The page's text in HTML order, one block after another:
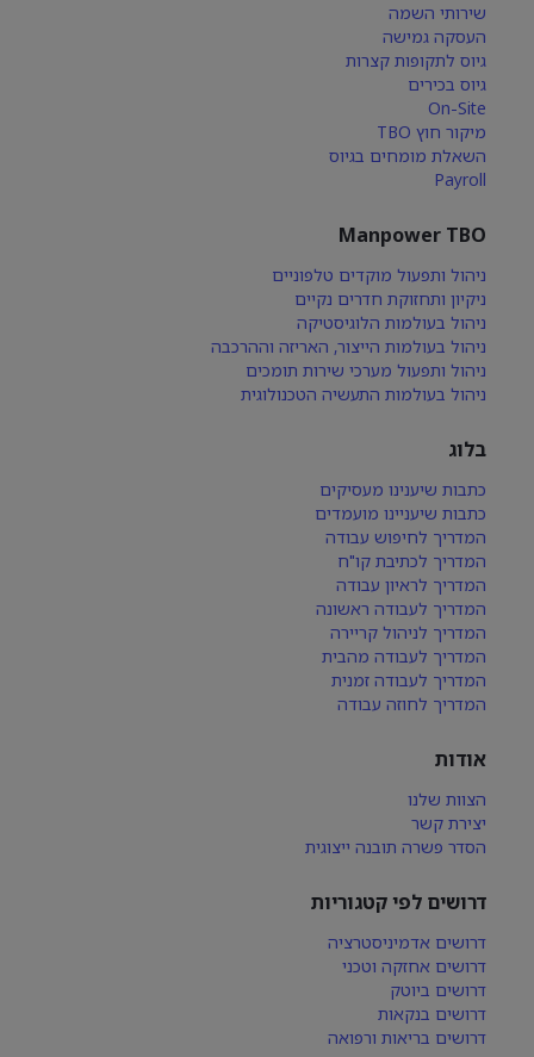
שירותי השמה
העסקה גמישה
גיוס לתקופות קצרות
גיוס בכירים
On-Site
מיקור חוץ TBO
השאלת מומחים בגיוס
Payroll
Manpower TBO
ניהול ותפעול מוקדים טלפוניים
ניקיון ותחזוקת חדרים נקיים
ניהול בעולמות הלוגיסטיקה
ניהול בעולמות הייצור, האריזה וההרכבה
ניהול ותפעול מערכי שירות תומכים
ניהול בעולמות התעשיה הטכנולוגית
בלוג
כתבות שיענינו מעסיקים
כתבות שיעניינו מועמדים
המדריך לחיפוש עבודה
המדריך לכתיבת קו"ח
המדריך לראיון עבודה
המדריך לעבודה ראשונה
המדריך לניהול קריירה
המדריך לעבודה מהבית
המדריך לעבודה זמנית
המדריך לחוזה עבודה
אודות
הצוות שלנו
יצירת קשר
הסדר פשרה תובנה ייצוגית
דרושים לפי קטגוריות
דרושים אדמיניסטרציה
דרושים אחזקה וטכני
דרושים ביוטק
דרושים בנקאות
דרושים בריאות ורפואה